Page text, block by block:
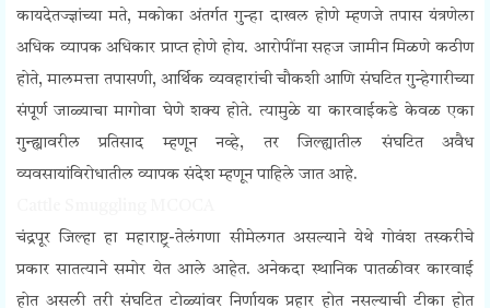
कायदेतज्ज्ञांच्या मते, मकोका अंतर्गत गुन्हा दाखल होणे म्हणजे तपास यंत्रणेला
अधिक व्यापक अधिकार प्राप्त होणे होय. आरोपींना सहज जामीन मिळणे कठीण
होते, मालमत्ता तपासणी, आर्थिक व्यवहारांची चौकशी आणि संघटित गुन्हेगारीच्या
संपूर्ण जाळ्याचा मागोवा घेणे शक्य होते. त्यामुळे या कारवाईकडे केवळ एका
गुन्ह्यावरील प्रतिसाद म्हणून नव्हे, तर जिल्ह्यातील संघटित अवैध
व्यवसायांविरोधातील व्यापक संदेश म्हणून पाहिले जात आहे.
चंद्रपूर जिल्हा हा महाराष्ट्र-तेलंगणा सीमेलगत असल्याने येथे गोवंश तस्करीचे
प्रकार सातत्याने समोर येत आले आहेत. अनेकदा स्थानिक पातळीवर कारवाई
होत असली तरी संघटित टोळ्यांवर निर्णायक प्रहार होत नसल्याची टीका होत